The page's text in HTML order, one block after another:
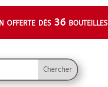
offerte dès 36 bouteilles